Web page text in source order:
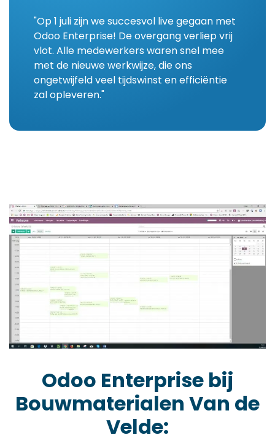
"Op 1 juli zijn we succesvol live gegaan met
Odoo Enterprise! De overgang verliep vrij
vlot. Alle medewerkers waren snel mee
met de nieuwe werkwijze, die ons
ongetwijfeld veel tijdswinst en efficiëntie
zal opleveren."
Odoo Enterprise bij
Bouwmaterialen Van de
Velde: